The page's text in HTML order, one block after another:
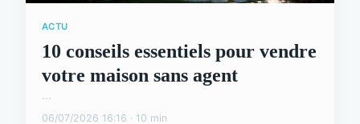
ACTU
10 conseils essentiels pour vendre
votre maison sans agent
...
06/07/2026 16:16 · 10 min